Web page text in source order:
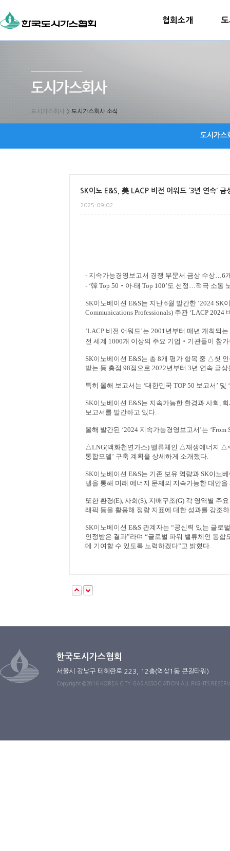
협회소개
도시가스회사 > 도시가스회사 소식
도시가스
SK이노 E&S, 美 LACP 비전 어워드 ‘3년 연속’ 금
2025-09-02
- 지속가능경영보고서 경쟁 부문서 금상 수상…6
- ‘韓 Top 50 ‧ 아-태 Top 100’도 선정 …적극 소통
SK이노베이션 E&S는 지난 6월 발간한 ‘2024 SK
Communications Professionals) 주관 ‘LACP 2024
‘LACP 비전 어워드’는 2001년부터 매년 개최되
전 세계 1000개 이상의 주요 기업 ‧ 기관들이 참
SK이노베이션 E&S는 총 8개 평가 항목 중 △첫
받는 등 총점 98점으로 2022년부터 3년 연속 금
특히 올해 보고서는 ‘대한민국 TOP 50 보고서 ’ 및 ‘
SK이노베이션 E&S는 지속가능한 환경과 사회,
보고서를 발간하고 있다.
올해 발간된 ‘2024 지속가능경영보고서 ’는 ‘From
△LNG(액화천연가스) 밸류체인 △재생에너지 △
통합모델 ’ 구축 계획을 상세하게 소개했다.
SK이노베이션 E&S는 기존 보유 역량과 SK이노
델을 통해 미래 에너지 문제의 지속가능한 대안
또한 환경(E), 사회(S), 지배구조(G) 각 영역별 주
래픽 등을 활용해 정량 지표에 대한 성과를 강조
SK이노베이션 E&S 관계자는 “공신력 있는 글로
인정받은 결과”라며 “글로벌 파워 밸류체인 통합
데 기여할 수 있도록 노력하겠다”고 밝혔다.
한국도시가스협회
서울시 강남구 테헤란로 223, 12층(역삼1동 큰길타워)
Copyright ©2016 KOREA CITY GAS ASSOCIATION ALL RIGHTS